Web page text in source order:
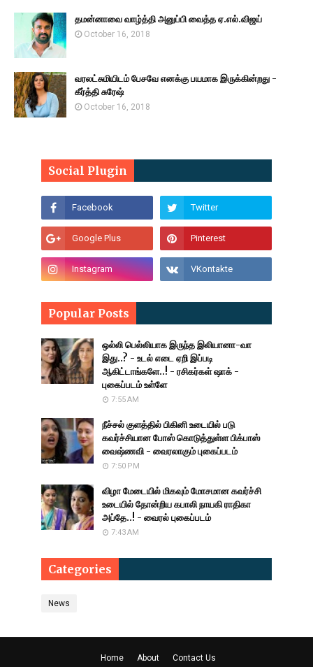
தமன்னாவை வாழ்த்தி அனுப்பி வைத்த ஏ.எல்.விஜய்
October 16, 2018
வரலட்சுமியிடம் பேசவே எனக்கு பயமாக இருக்கின்றது -
கீர்த்தி சுரேஷ்
October 16, 2018
Social Plugin
Popular Posts
ஒல்லி பெல்லியாக இருந்த இலியானா-வா
இது..? - உடல் எடை ஏறி இப்படி
ஆகிட்டாங்களே..! - ரசிகர்கள் ஷாக் -
புகைப்படம் உள்ளே
7:55 AM
நீச்சல் குளத்தில் பிகினி உடையில் படு
கவர்ச்சியான போஸ் கொடுத்துள்ள பிக்பாஸ்
வைஷ்ணவி - வைரலாகும் புகைப்படம்
7:50 PM
விழா மேடையில் மிகவும் மோசமான கவர்ச்சி
உடையில் தோன்றிய கபாலி நாயகி ராதிகா
அப்தே..! - வைரல் புகைப்படம்
7:43 AM
Categories
News
Home About Contact Us